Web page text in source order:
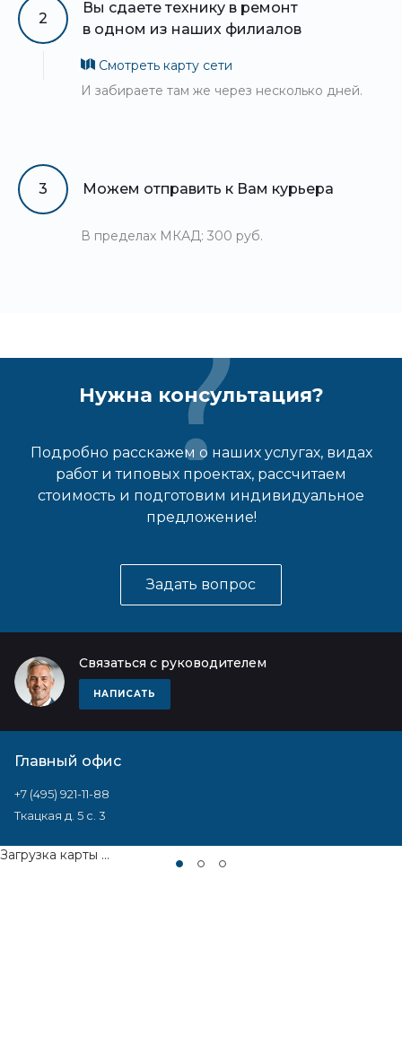
2
Вы сдаете технику в ремонт
в одном из наших филиалов
Смотреть карту сети
И забираете там же через несколько дней.
3 Можем отправить к Вам курьера
В пределах МКАД: 300 руб.
Нужна консультация?
Подробно расскажем о наших услугах, видах
работ и типовых проектах, рассчитаем
стоимость и подготовим индивидуальное
предложение!
Задать вопрос
Связаться с руководителем
НАПИСАТЬ
Главный офис
+7 (495) 921-11-88
Ткацкая д. 5 с. 3
Загрузка карты ...